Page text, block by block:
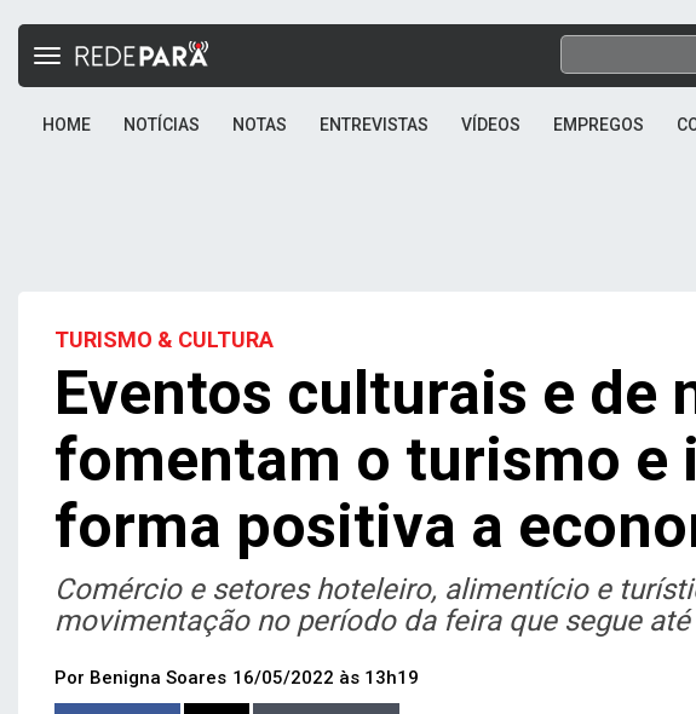
Toggle
HOME NOTÍCIAS NOTAS ENTREVISTAS VÍDEOS EMPREGOS
TURISMO & CULTURA
Eventos culturais e de
fomentam o turismo e
forma positiva a
Comércio e setores hoteleiro, alimentício e
movimentação no período da feira que segue
Por Benigna Soares 16/05/2022 às 13h19